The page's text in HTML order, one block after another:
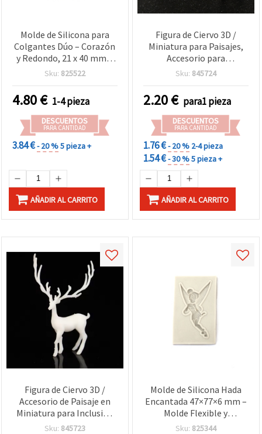
Molde de Silicona para
Colgantes Dúo – Corazón
y Redondo, 21 x 40 mm –
Flexible y Reutilizable
Manualidades con Resina
Epoxi, Resina UV y Arcilla
Polimérica – DIY Charms y
Llaveros
Sku: 825522
4.80€ 1-4 pieza
DESCUENTOS
PARA CANTIDAD
3.84 €- 20 %5 pieza +
AÑADIR AL CARRITO
Figura de Ciervo 3D /
Miniatura para Paisajes,
Accesorio para
Incrustación en Resina
Sku: 845724
2.20€ para1 pieza
DESCUENTOS
PARA CANTIDAD
1.76 €- 20 % 2-4 pieza
1.54 €- 30 %5 pieza +
AÑADIR AL CARRITO
Figura de Ciervo 3D /
Accesorio de Paisaje en
Miniatura para Inclusión
en Resina Epoxi, 25 x 42 x
Sku: 845723
Molde de Silicona Hada
Encantada 47×77×6 mm –
Molde Flexible y
Reutilizable para Vertido
Sku: 825344